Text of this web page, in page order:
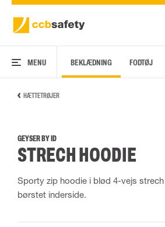
MENU BEKLÆDNING FODTØJ
HÆTTETRØJER
GEYSER BY ID
STRECH HOODIE
Sporty zip hoodie i blød 4-vejs
børstet inderside.